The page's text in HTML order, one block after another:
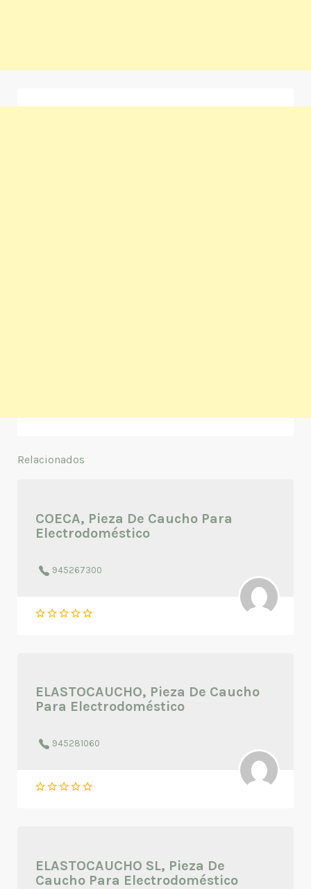
Relacionados
COECA, Pieza De Caucho Para
Electrodoméstico
945267300
ELASTOCAUCHO, Pieza De Caucho
Para Electrodoméstico
945281060
ELASTOCAUCHO SL, Pieza De
Caucho Para Electrodoméstico